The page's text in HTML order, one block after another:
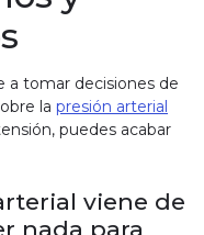
a tomar decisiones de
la presión arterial
puedes acabar
viene de
nada para